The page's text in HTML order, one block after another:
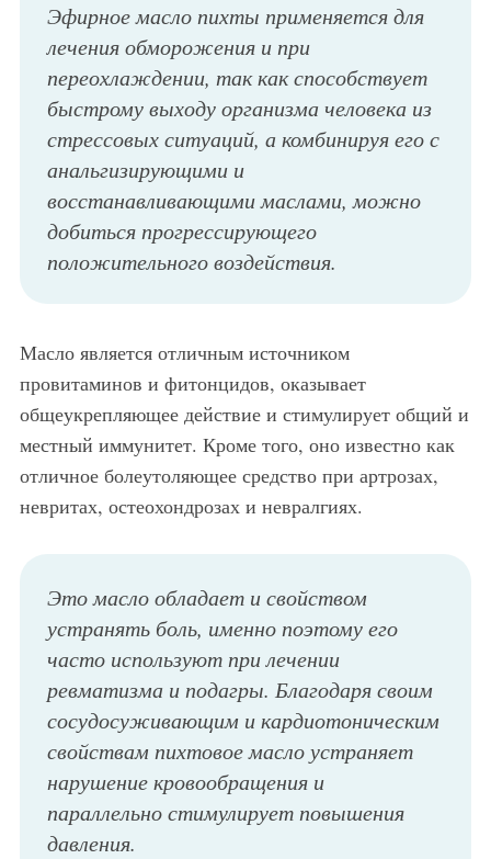
Эфирное масло пихты применяется для
лечения обморожения и при
переохлаждении, так как способствует
быстрому выходу организма человека из
стрессовых ситуаций, а комбинируя его с
анальгизирующими и
восстанавливающими маслами, можно
добиться прогрессирующего
положительного воздействия.
Масло является отличным источником
провитаминов и фитонцидов, оказывает
общеукрепляющее действие и стимулирует общий и
местный иммунитет. Кроме того, оно известно как
отличное болеутоляющее средство при артрозах,
невритах, остеохондрозах и невралгиях.
Это масло обладает и свойством
устранять боль, именно поэтому его
часто используют при лечении
ревматизма и подагры. Благодаря своим
сосудосуживающим и кардиотоническим
свойствам пихтовое масло устраняет
нарушение кровообращения и
параллельно стимулирует повышения
давления.